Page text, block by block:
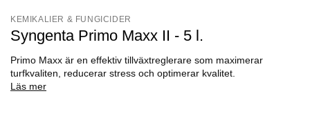
KEMIKALIER & FUNGICIDER
Syngenta Primo Maxx II - 5 l.
Primo Maxx är en effektiv tillväxtreglerare som maximerar
turfkvaliten, reducerar stress och optimerar kvalitet.
Läs mer